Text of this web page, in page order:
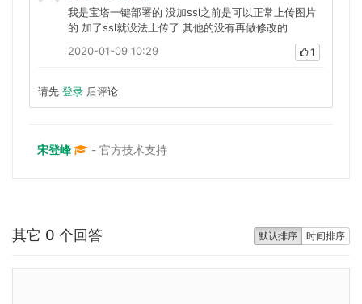
我是宝塔一键部署的 没加ssl之前是可以正常上传图片
的 加了ssl就没法上传了 其他的没有再做修改的
2020-01-09 10:29
1
请先 登录 后评论
宋登峰 - 官方技术支持
默认排序 时间排序
其它 0 个回答